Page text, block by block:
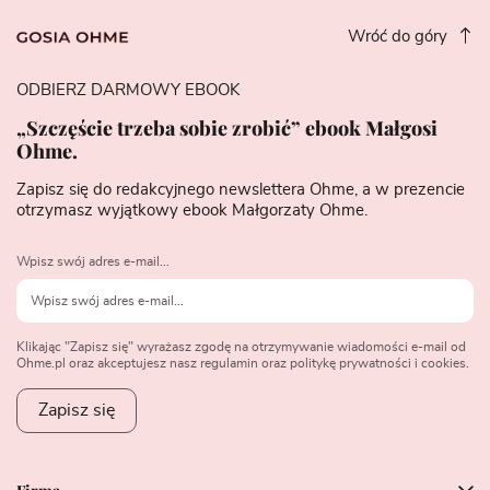
Wróć do góry
ODBIERZ DARMOWY EBOOK
„Szczęście trzeba sobie zrobić” ebook Małgosi
Ohme.
Zapisz się do redakcyjnego newslettera Ohme, a w prezencie
otrzymasz wyjątkowy ebook Małgorzaty Ohme.
Wpisz swój adres e-mail...
Klikając "Zapisz się" wyrażasz zgodę na otrzymywanie wiadomości e-mail od
Ohme.pl oraz akceptujesz nasz regulamin oraz politykę prywatności i cookies.
Zapisz się